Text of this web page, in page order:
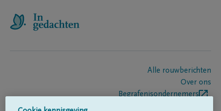
Alle rouwberichten
Over ons
Begrafenisondernemers